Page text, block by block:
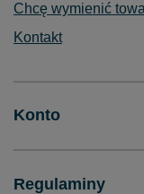
Chcę wymienić
Kontakt
Konto
Regulaminy